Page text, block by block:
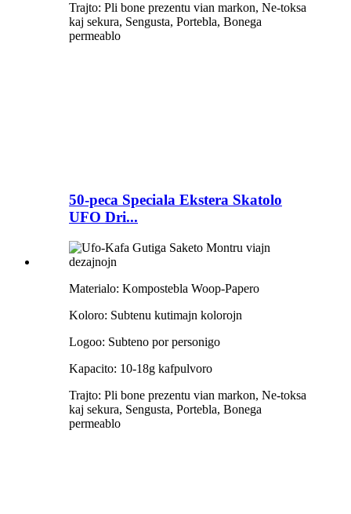
Trajto: Pli bone prezentu vian markon, Ne-toksa
kaj sekura, Sengusta, Portebla, Bonega
permeablo
50-peca Speciala Ekstera Skatolo
UFO Dri...
Materialo: Kompostebla Woop-Papero
Koloro: Subtenu kutimajn kolorojn
Logoo: Subteno por personigo
Kapacito: 10-18g kafpulvoro
Trajto: Pli bone prezentu vian markon, Ne-toksa
kaj sekura, Sengusta, Portebla, Bonega
permeablo